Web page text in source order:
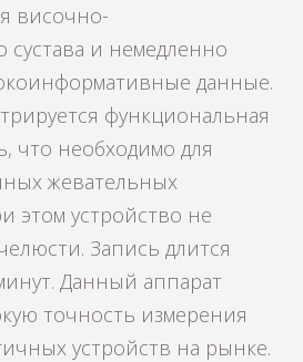
височно-
и немедленно
данные.
функциональная
что необходимо для
жевательных
этом устройство не
Запись длится
Данный аппарат
точность измерения
устройств на рынке.